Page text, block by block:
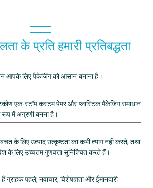
के प्रति हमारी प्रतिबद्धता
आपके लिए पैकेजिंग को आसान बनाना है।
एक-स्टॉप कस्टम पेपर और प्लास्टिक पैकेजिंग समाधान
रूप में अग्रणी बनना है।
के लिए उत्पाद उत्कृष्टता का कभी त्याग नहीं करते, तथा
के लिए उच्चतम गुणवत्ता सुनिश्चित करते हैं।
ग्राहक पहले, नवाचार, विशेषज्ञता और ईमानदारी